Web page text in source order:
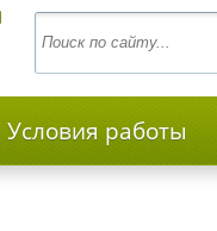
Условия работы